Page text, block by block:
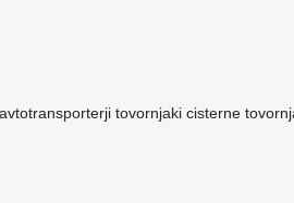
tovornjaki cisterne